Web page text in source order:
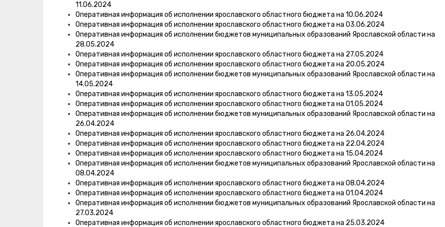
11.06.2024
Оперативная информация об исполнении ярославского областного бюджета на 10.06.2024
Оперативная информация об исполнении ярославского областного бюджета на 03.06.2024
Оперативная информация об исполнении бюджетов муниципальных образований Ярославской области на
28.05.2024
Оперативная информация об исполнении ярославского областного бюджета на 27.05.2024
Оперативная информация об исполнении ярославского областного бюджета на 20.05.2024
Оперативная информация об исполнении бюджетов муниципальных образований Ярославской области на
14.05.2024
Оперативная информация об исполнении ярославского областного бюджета на 13.05.2024
Оперативная информация об исполнении ярославского областного бюджета на 01.05.2024
Оперативная информация об исполнении бюджетов муниципальных образований Ярославской области на
26.04.2024
Оперативная информация об исполнении ярославского областного бюджета на 26.04.2024
Оперативная информация об исполнении ярославского областного бюджета на 22.04.2024
Оперативная информация об исполнении ярославского областного бюджета на 15.04.2024
Оперативная информация об исполнении бюджетов муниципальных образований Ярославской области на
08.04.2024
Оперативная информация об исполнении ярославского областного бюджета на 08.04.2024
Оперативная информация об исполнении ярославского областного бюджета на 01.04.2024
Оперативная информация об исполнении бюджетов муниципальных образований Ярославской области на
27.03.2024
Оперативная информация об исполнении ярославского областного бюджета на 25.03.2024